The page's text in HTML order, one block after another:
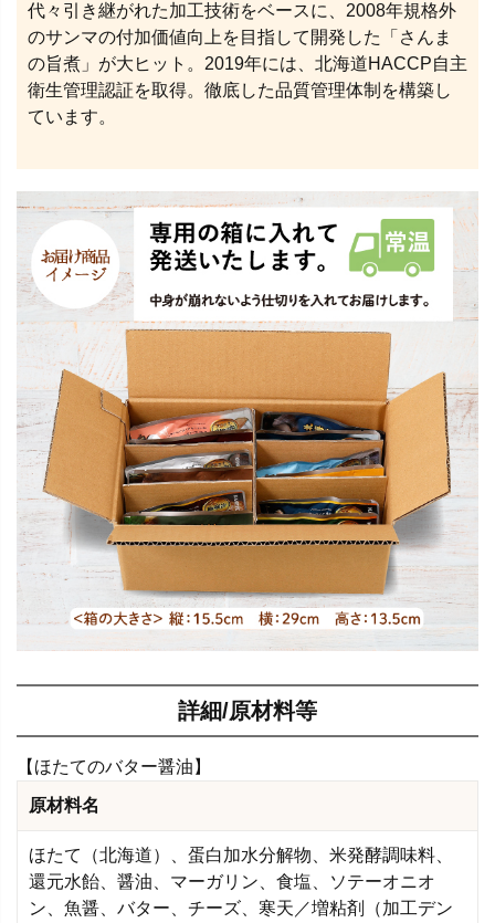
代々引き継がれた加工技術をベースに、2008年規格外
のサンマの付加価値向上を目指して開発した「さんま
の旨煮」が大ヒット。2019年には、北海道HACCP自主
衛生管理認証を取得。徹底した品質管理体制を構築し
ています。
詳細/原材料等
【ほたてのバター醤油】
原材料名
ほたて（北海道）、蛋白加水分解物、米発酵調味料、
還元水飴、醤油、マーガリン、食塩、ソテーオニオ
ン、魚醤、バター、チーズ、寒天／増粘剤（加工デン